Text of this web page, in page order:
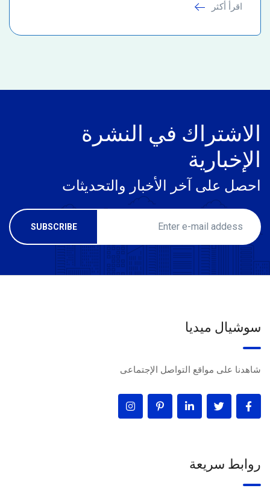
اقرأ أكثر
الاشتراك في النشرة
الإخبارية
احصل على آخر الأخبار والتحديثات
سوشيال ميديا
شاهدنا على مواقع التواصل الإجتماعى
روابط سريعة